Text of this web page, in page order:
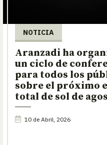
NOTICIA
Aranzadi ha
un ciclo de
para todos los
sobre el próximo
total de sol de
10 de Abril, 2026